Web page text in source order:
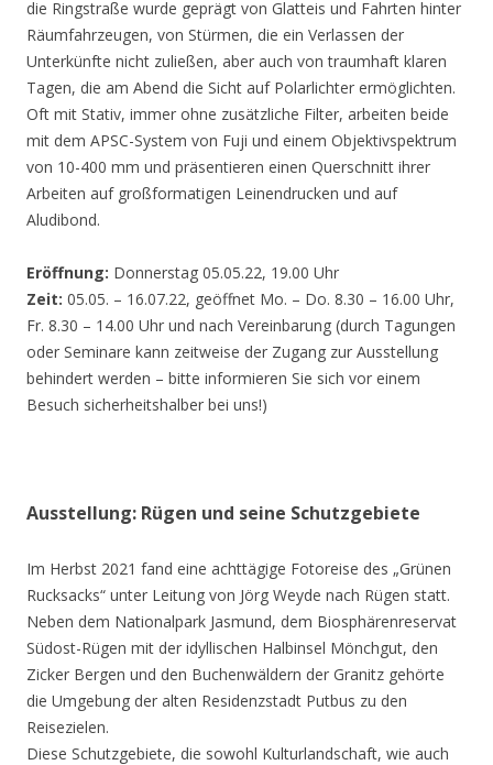
die Ringstraße wurde geprägt von Glatteis und Fahrten hinter
Räumfahrzeugen, von Stürmen, die ein Verlassen der
Unterkünfte nicht zuließen, aber auch von traumhaft klaren
Tagen, die am Abend die Sicht auf Polarlichter ermöglichten.
Oft mit Stativ, immer ohne zusätzliche Filter, arbeiten beide
mit dem APSC-System von Fuji und einem Objektivspektrum
von 10-400 mm und präsentieren einen Querschnitt ihrer
Arbeiten auf großformatigen Leinendrucken und auf
Aludibond.
Eröffnung: Donnerstag 05.05.22, 19.00 Uhr
Zeit: 05.05. – 16.07.22, geöffnet Mo. – Do. 8.30 – 16.00 Uhr,
Fr. 8.30 – 14.00 Uhr und nach Vereinbarung (durch Tagungen
oder Seminare kann zeitweise der Zugang zur Ausstellung
behindert werden – bitte informieren Sie sich vor einem
Besuch sicherheitshalber bei uns!)
Ausstellung: Rügen und seine Schutzgebiete
Im Herbst 2021 fand eine achttägige Fotoreise des „Grünen
Rucksacks“ unter Leitung von Jörg Weyde nach Rügen statt.
Neben dem Nationalpark Jasmund, dem Biosphärenreservat
Südost-Rügen mit der idyllischen Halbinsel Mönchgut, den
Zicker Bergen und den Buchenwäldern der Granitz gehörte
die Umgebung der alten Residenzstadt Putbus zu den
Reisezielen.
Diese Schutzgebiete, die sowohl Kulturlandschaft, wie auch